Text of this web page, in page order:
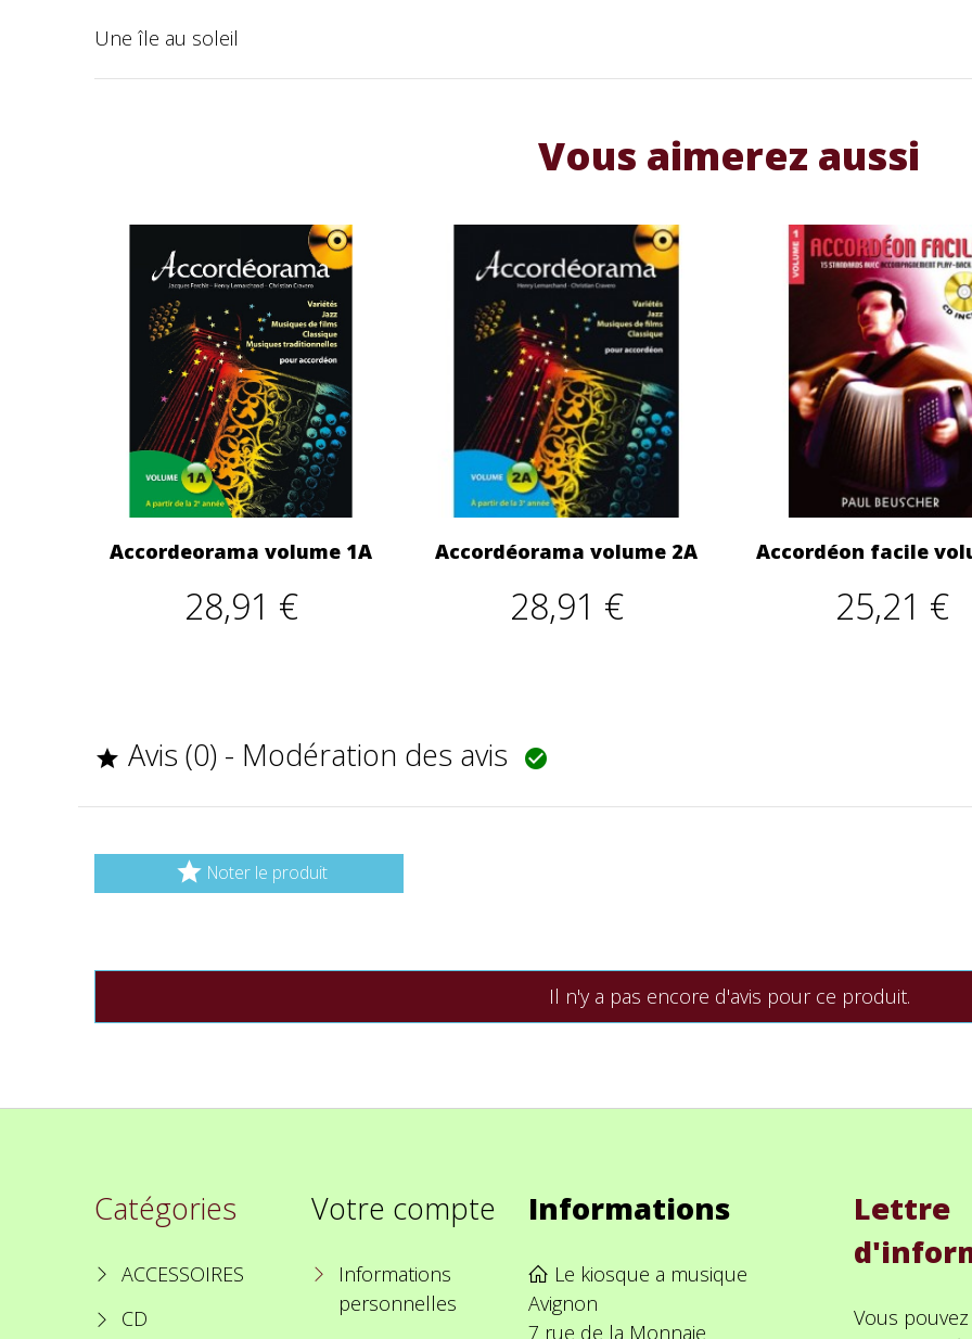
Une île au soleil
Vous aimerez aussi
Accordeorama volume 1A
28,91 €
Accordéorama volume 2A
28,91 €
Accordéon facile
25,21 €
 Avis (0) - Modération des avis 
 Noter le produit
Il n'y a pas encore d'avis pour ce produit.
Catégories
ACCESSOIRES
CD
Votre compte
Informations
personnelles
Informations
Le kiosque a musique
Avignon
7 rue de la Monnaie
Lettre
Vous